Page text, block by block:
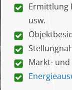
Ermittlung
usw.
Markt-